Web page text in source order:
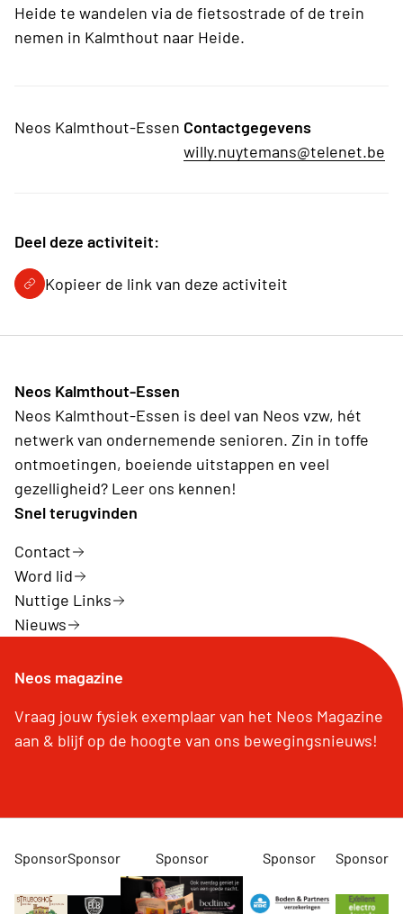
Heide te wandelen via de fietsostrade of de trein
nemen in Kalmthout naar Heide.
Neos Kalmthout-Essen Contactgegevens
willy.nuytemans@telenet.be
Deel deze activiteit:
Kopieer de link van deze activiteit
Neos Kalmthout-Essen
Neos Kalmthout-Essen is deel van Neos vzw, hét
netwerk van ondernemende senioren. Zin in toffe
ontmoetingen, boeiende uitstappen en veel
gezelligheid? Leer ons kennen!
Snel terugvinden
Contact
Word lid
Nuttige Links
Nieuws
Neos magazine
Vraag jouw fysiek exemplaar van het Neos Magazine
aan & blijf op de hoogte van ons bewegingsnieuws!
SponsorSponsor Sponsor Sponsor Sponsor